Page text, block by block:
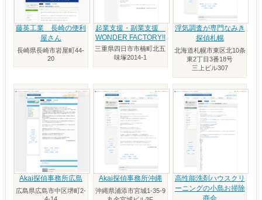
藤英工業 長崎の便利
屋さん
長崎県長崎市岩屋町44-
20
起業支援・副業支援
WONDER FACTORY!!
三重県四日市市楠町北五
味塚2014-1
浮気調査が専門なみき
探偵札幌
北海道札幌市東区北10条
東2丁目3番18号
三上ビル307
Akai探偵事務所広島
広島県広島市中区堺町2-
Akai探偵事務所沖縄
沖縄県浦添市宮城1-35-9
高性能洗剤ハウスクリ
ーニングの小島お掃除
商会